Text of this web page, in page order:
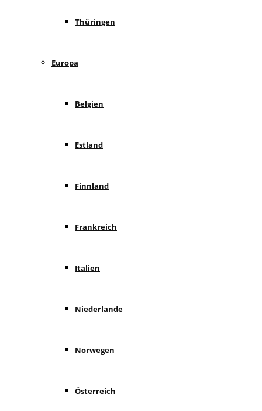
Thüringen
Europa
Belgien
Estland
Finnland
Frankreich
Italien
Niederlande
Norwegen
Österreich